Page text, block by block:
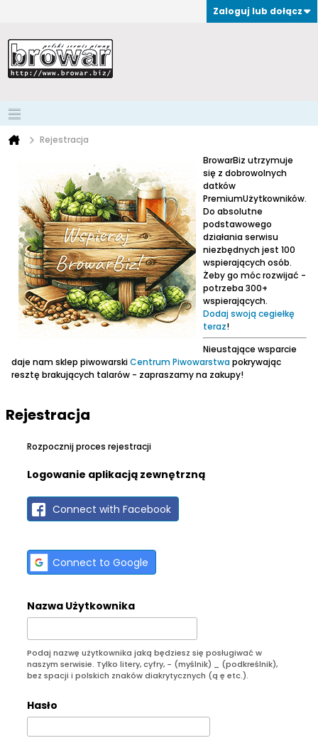
Zaloguj lub dołącz
Rejestracja
BrowarBiz utrzymuje
się z dobrowolnych
datków
PremiumUżytkowników.
Do absolutne
podstawowego
działania serwisu
niezbędnych jest 100
wspierających osób.
Żeby go móc rozwijać -
potrzeba 300+
wspierających.
Dodaj swoją cegiełkę
teraz!
Nieustające wsparcie
daje nam sklep piwowarskiCentrum Piwowarstwapokrywając
resztę brakujących talarów - zapraszamy na zakupy!
Rejestracja
Rozpocznij proces rejestracji
Logowanie aplikacją zewnętrzną
Connect with Facebook
Connect to Google
Nazwa Użytkownika
Podaj nazwę użytkownika jaką będziesz się posługiwać w
naszym serwisie. Tylko litery, cyfry, - (myślnik) _ (podkreślnik),
bez spacji i polskich znaków diakrytycznych (ą ę etc.).
Hasło